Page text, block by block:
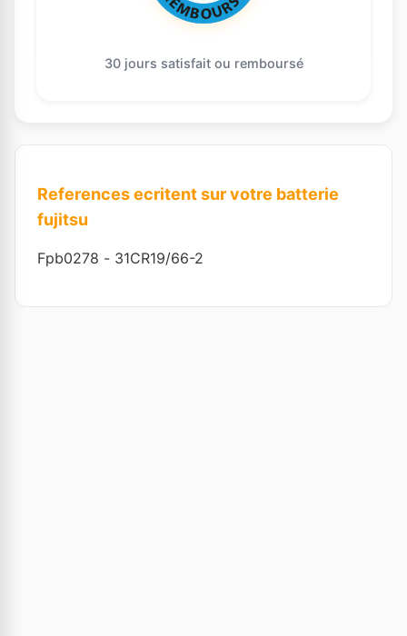
30 jours satisfait ou remboursé
References ecritent sur votre batterie
fujitsu
Fpb0278 - 31CR19/66-2